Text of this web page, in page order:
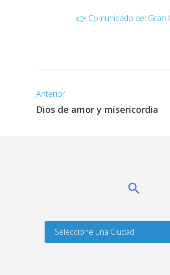
👉 Comunicado del Gran
Anterior
Dios de amor y misericordia